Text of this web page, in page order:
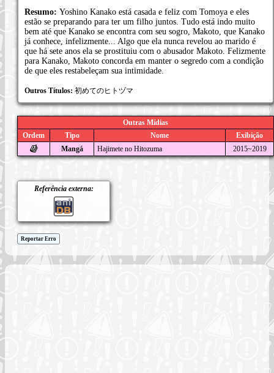
Resumo: Yoshino Kanako está casada e feliz com Tomoya e eles
estão se preparando para ter um filho juntos. Tudo está indo muito
bem até que Kanako se encontra com seu sogro, Makoto, que Kanako
já conhece, infelizmente... Algo que ela nunca revelou ao marido é
que há sete anos ela se prostituiu com o abusador Makoto. Felizmente
para Kanako, Makoto concorda em manter o segredo com a condição
de que eles restabeleçam sua intimidade.
Outros Títulos: 初めてのヒトヅマ
Outras Mídias
Ordem
Tipo Nome
Exibição
Mangá
Hajimete no Hitozuma 2015~2019
Referência externa:
Reportar Erro